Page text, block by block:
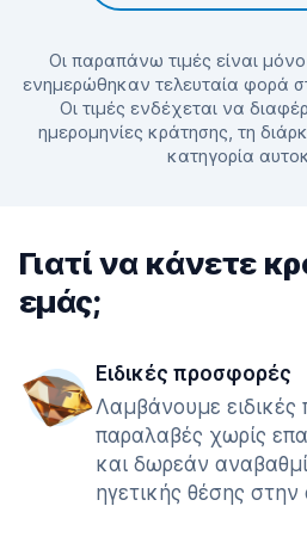
Οι παραπάνω τιμές είναι
ενημερώθηκαν τελευταία φορά
Οι τιμές ενδέχεται να
ημερομηνίες κράτησης, τη
κατηγορία
Γιατί να κάνετε
εμάς;
Ειδικές προσφορές
Λαμβάνουμε
παραλαβές χωρίς
και δωρεάν
ηγετικής θέσης στην